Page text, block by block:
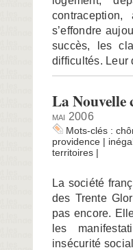
s’effondre
succès, les
difficultés. Leur
La Nouvelle
mai 2006
Mots-clés :
providence |
territoires |
La société
des Trente
pas encore.
les
insécurité